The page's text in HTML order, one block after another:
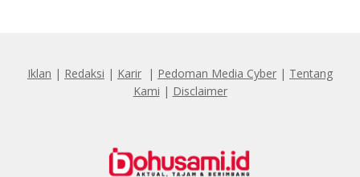
Iklan | Redaksi | Karir | Pedoman Media Cyber | Tentang
Kami | Disclaimer